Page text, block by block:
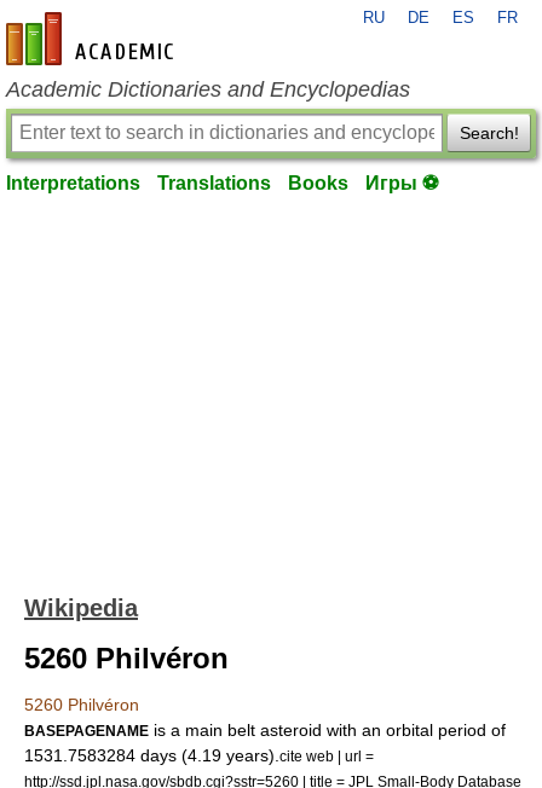
en-academic.com
RU DE ES FR
Academic Dictionaries and Encyclopedias
Search!
Interpretations Translations Books Игры ⚽
Wikipedia
5260 Philvéron
5260 Philvéron
BASEPAGENAME is a main belt asteroid with an orbital period of
1531.7583284 days (4.19 years). cite web | url =
http://ssd.jpl.nasa.gov/sbdb.cgi?sstr=5260 | title = JPL Small-Body Database